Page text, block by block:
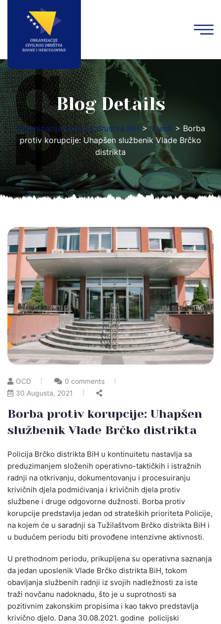
Blog Details
Organizacije civilnog društva BiH >Vijesti > Borba
protiv korupcije: Uhapšen službenik Vlade Brčko
distrikta
OCD
0 comments
30 Augusta, 2021
Borba protiv korupcije: Uhapšen
službenik Vlade Brčko distrikta
Policija Brčko distrikta BiH u kontinuitetu nastavlja sa
preduzimanjem složenih operativno-taktičkih i istražnih
radnji na otkrivanju, dokumentovanju i procesuiranju
krivičnih djela podmićivanja i krivičnih djela protiv
službene i druge odgovorne dužnosti. Borba protiv
korupcije predstavlja jedan od strateških prioriteta Policije,
na kojem će u saradnji sa Tužilaštvom Brčko distrikta BiH i
u budućem periodu biti provođene intenzivne aktivnosti.
U prethodnom periodu, prikupljena su operativna saznanja
da jedan uposlenik Vlade Brčko distrikta BiH, tokom
obavljanja službenih radnji iz svojih nadležnosti za iste
traži novčanu nadoknadu, što je u suprotnosti sa
pozitivnim zakonskim propisima i kao takvo predstavlja
krivično djelo. Dana 30.08.2021. godine policijski